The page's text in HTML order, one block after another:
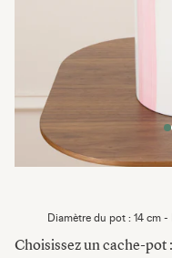
Diamètre du pot : 14 cm
Choisissez un cache-pot :